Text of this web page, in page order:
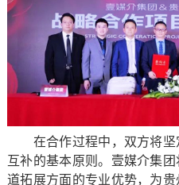
在合作过程中，双方将坚
互补的基本原则。壹媒介集
道拓展方面的专业优势，为